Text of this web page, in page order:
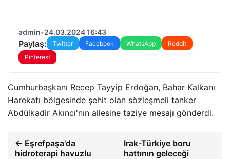
admin•24.03.2024 16:43
Paylaş: Twitter Facebook WhatsApp
Reddit
Pinterest
Cumhurbaşkanı Recep Tayyip Erdoğan, Bahar Kalkanı
Harekatı bölgesinde şehit olan sözleşmeli tanker
Abdülkadir Akıncı'nın ailesine taziye mesajı gönderdi.
← Eşrefpaşa'da
hidroterapi havuzlu
Irak-Türkiye boru
hattının geleceği